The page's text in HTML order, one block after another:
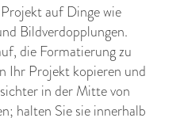
auf Dinge wie
Bildverdopplungen.
die Formatierung zu
Ihr Projekt kopieren und
in der Mitte von
halten Sie sie innerhalb